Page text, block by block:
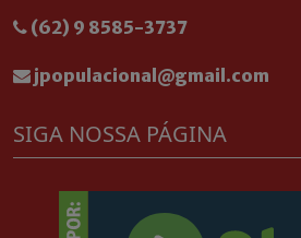
(62) 9 8585-3737
jpopulacional@gmail.com
SIGA NOSSA PÁGINA